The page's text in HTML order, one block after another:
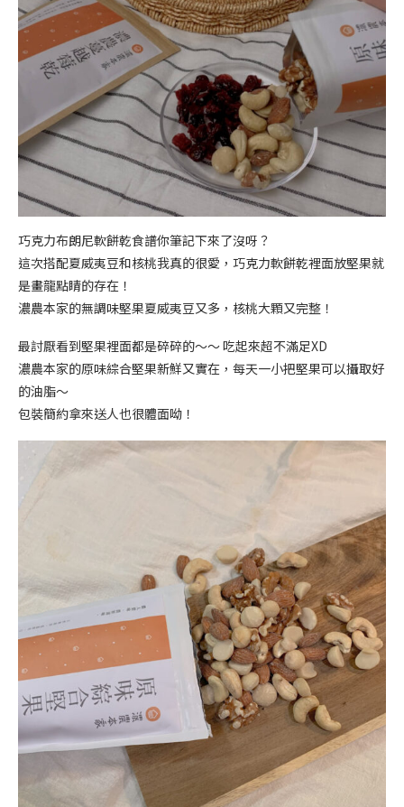
巧克力布朗尼軟餅乾食譜你筆記下來了沒呀？
這次搭配夏威夷豆和核桃我真的很愛，巧克力軟餅乾裡面放堅果就
是畫龍點睛的存在！
濃農本家的無調味堅果夏威夷豆又多，核桃大顆又完整！
最討厭看到堅果裡面都是碎碎的～～ 吃起來超不滿足XD
濃農本家的原味綜合堅果新鮮又實在，每天一小把堅果可以攝取好
的油脂～
包裝簡約拿來送人也很體面呦！